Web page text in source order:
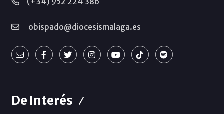
obispado@diocesismalaga.es
De Interés